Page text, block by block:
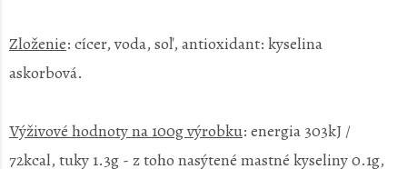
Zloženie: cícer, voda, soľ, antioxidant: kyselina
askorbová.
Výživové hodnoty na 100g výrobku: energia 303kJ /
72kcal, tuky 1.3g - z toho nasýtené mastné kyseliny 0.1g,